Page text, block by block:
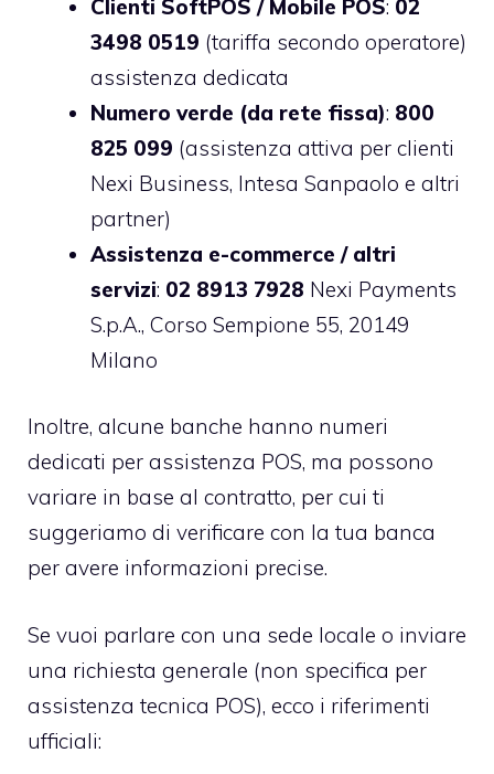
Clienti SoftPOS / Mobile POS: 02
3498 0519 (tariffa secondo operatore)
assistenza dedicata
Numero verde (da rete fissa): 800
825 099 (assistenza attiva per clienti
Nexi Business, Intesa Sanpaolo e altri
partner)
Assistenza e-commerce / altri
servizi: 02 8913 7928 Nexi Payments
S.p.A., Corso Sempione 55, 20149
Milano
Inoltre, alcune banche hanno numeri
dedicati per assistenza POS, ma possono
variare in base al contratto, per cui ti
suggeriamo di verificare con la tua banca
per avere informazioni precise.
Se vuoi parlare con una sede locale o inviare
una richiesta generale (non specifica per
assistenza tecnica POS), ecco i riferimenti
ufficiali: